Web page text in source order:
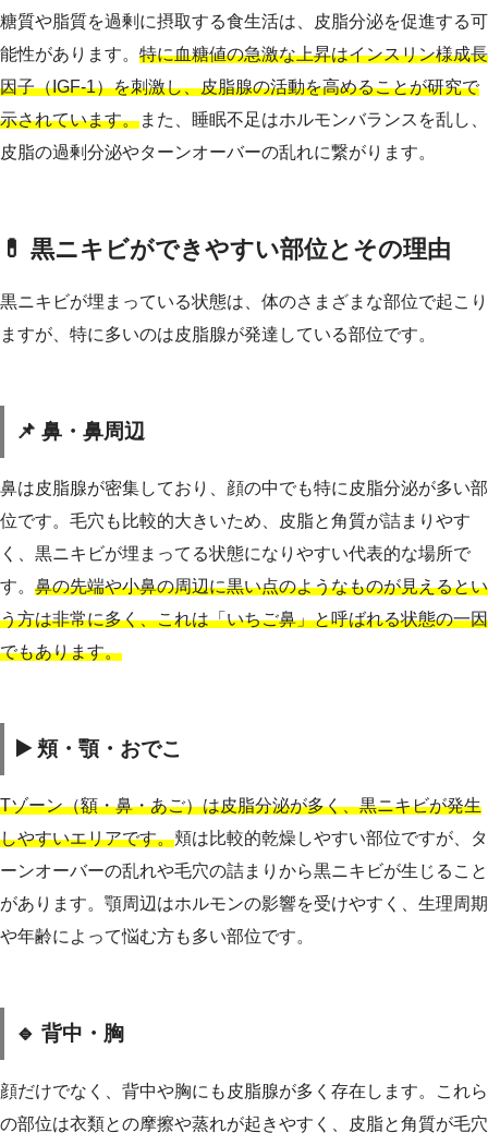
糖質や脂質を過剰に摂取する食生活は、皮脂分泌を促進する可
能性があります。 特に血糖値の急激な上昇はインスリン様成長
因子（IGF-1）を刺激し、皮脂腺の活動を高めることが研究で
示されています。また、睡眠不足はホルモンバランスを乱し、
皮脂の過剰分泌やターンオーバーの乱れに繋がります。
💊 黒ニキビができやすい部位とその理由
黒ニキビが埋まっている状態は、体のさまざまな部位で起こり
ますが、特に多いのは皮脂腺が発達している部位です。
📌 鼻・鼻周辺
鼻は皮脂腺が密集しており、顔の中でも特に皮脂分泌が多い部
位です。毛穴も比較的大きいため、皮脂と角質が詰まりやす
く、黒ニキビが埋まってる状態になりやすい代表的な場所で
す。 鼻の先端や小鼻の周辺に黒い点のようなものが見えるとい
う方は非常に多く、これは「いちご鼻」と呼ばれる状態の一因
でもあります。
▶️ 頬・顎・おでこ
Tゾーン（額・鼻・あご）は皮脂分泌が多く、黒ニキビが発生
しやすいエリアです。頬は比較的乾燥しやすい部位ですが、タ
ーンオーバーの乱れや毛穴の詰まりから黒ニキビが生じること
があります。顎周辺はホルモンの影響を受けやすく、生理周期
や年齢によって悩む方も多い部位です。
🔹 背中・胸
顔だけでなく、背中や胸にも皮脂腺が多く存在します。これら
の部位は衣類との摩擦や蒸れが起きやすく、皮脂と角質が毛穴